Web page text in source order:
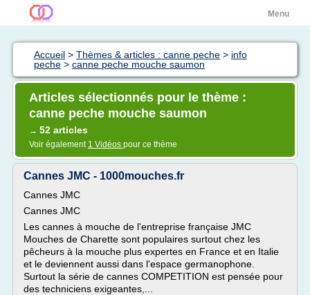
Menu
Accueil > Thèmes & articles : canne peche > info
peche > canne peche mouche saumon
Articles sélectionnés pour le thème :
canne peche mouche saumon
→ 52 articles
Voir également 1 Vidéos pour ce thème
Cannes JMC - 1000mouches.fr
Cannes JMC
Cannes JMC
Les cannes à mouche de l'entreprise française JMC
Mouches de Charette sont populaires surtout chez les
pêcheurs à la mouche plus expertes en France et en Italie
et le deviennent aussi dans l'espace germanophone.
Surtout la série de cannes COMPETITION est pensée pour
des techniciens exigeantes,...